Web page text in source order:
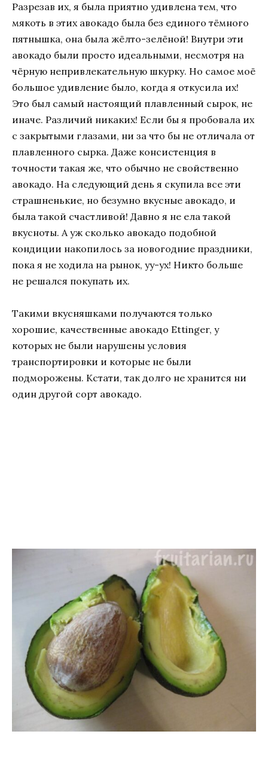
Разрезав их, я была приятно удивлена тем, что
мякоть в этих авокадо была без единого тёмного
пятнышка, она была жёлто-зелёной! Внутри эти
авокадо были просто идеальными, несмотря на
чёрную непривлекательную шкурку. Но самое моё
большое удивление было, когда я откусила их!
Это был самый настоящий плавленный сырок, не
иначе. Различий никаких! Если бы я пробовала их
с закрытыми глазами, ни за что бы не отличала от
плавленного сырка. Даже консистенция в
точности такая же, что обычно не свойственно
авокадо. На следующий день я скупила все эти
страшненькие, но безумно вкусные авокадо, и
была такой счастливой! Давно я не ела такой
вкусноты. А уж сколько авокадо подобной
кондиции накопилось за новогодние праздники,
пока я не ходила на рынок, уу-ух! Никто больше
не решался покупать их.
Такими вкусняшками получаются только
хорошие, качественные авокадо Ettinger, у
которых не были нарушены условия
транспортировки и которые не были
подморожены. Кстати, так долго не хранится ни
один другой сорт авокадо.